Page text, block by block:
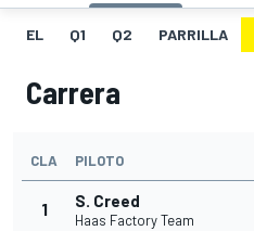
EL Q1 Q2 PARRILLA
Carrera
CLA PILOTO
1 S. Creed
Haas Factory Team